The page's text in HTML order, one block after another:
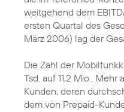
weitgehend dem
ersten Quartal des
März 2006) lag der
Die Zahl der
Tsd. auf 11,2 Mio..
Kunden, deren
dem von Prepaid-